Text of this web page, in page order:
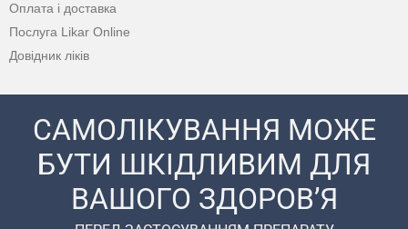
Оплата і доставка
Послуга Likar Online
Довідник ліків
САМОЛІКУВАННЯ МОЖЕ
БУТИ ШКІДЛИВИМ ДЛЯ
ВАШОГО ЗДОРОВ’Я